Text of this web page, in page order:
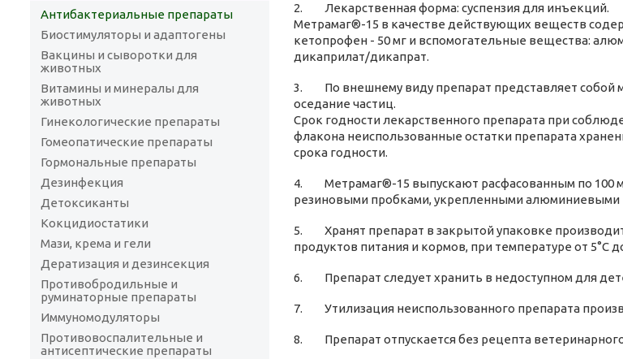
Антибактериальные препараты
Биостимуляторы и адаптогены
Вакцины и сыворотки для
животных
Витамины и минералы для
животных
Гинекологические препараты
Гомеопатические препараты
Гормональные препараты
Дезинфекция
Детоксиканты
Кокцидиостатики
Мази, крема и гели
Дератизация и дезинсекция
Противобродильные и
руминаторные препараты
Иммуномодуляторы
Противовоспалительные и
антисептические препараты
2. Лекарственная форма: суспензия для инъекций.
Метрамаг®-15 в качестве действующих веществ
кетопрофен - 50 мг и вспомогательные вещества:
дикаприлат/дикапрат.
3. По внешнему виду препарат представляет собой
оседание частиц.
Срок годности лекарственного препарата при
флакона неиспользованные остатки препарата
срока годности.
4. Метрамаг®-15 выпускают расфасованным по 100
резиновыми пробками, укрепленными алюминиевыми
5. Хранят препарат в закрытой упаковке
продуктов питания и кормов, при температуре от 5°С
6. Препарат следует хранить в недоступном для
7. Утилизация неиспользованного препарата
8. Препарат отпускается без рецепта